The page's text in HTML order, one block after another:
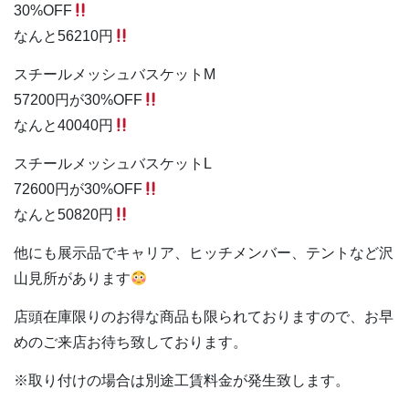
30%OFF
なんと56210円
スチールメッシュバスケットM
57200円が30%OFF
なんと40040円
スチールメッシュバスケットL
72600円が30%OFF
なんと50820円
他にも展示品でキャリア、ヒッチメンバー、テントなど沢
山見所があります
店頭在庫限りのお得な商品も限られておりますので、お早
めのご来店お待ち致しております。
※取り付けの場合は別途工賃料金が発生致します。